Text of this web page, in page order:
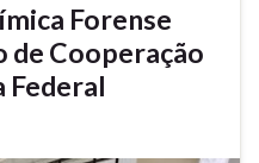
Forense
de Cooperação
Federal